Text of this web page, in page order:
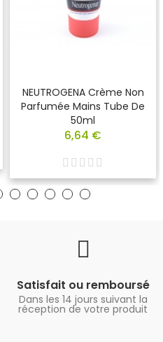
NEUTROGENA Crème Non
Parfumée Mains Tube De
50ml
6,64 €
Satisfait ou remboursé
Dans les 14 jours suivant la
réception de votre produit